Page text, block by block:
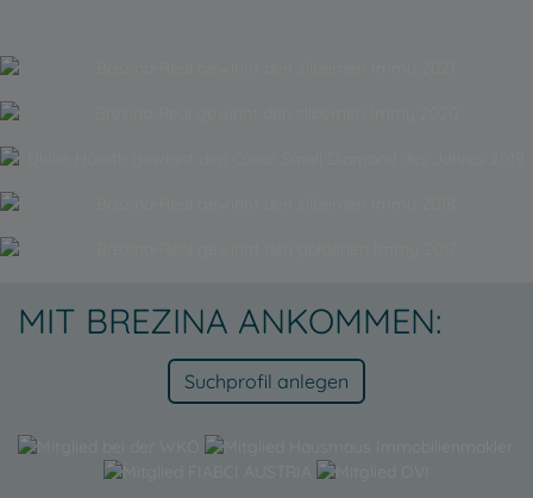
MIT BREZINA ANKOMMEN:
Suchprofil anlegen